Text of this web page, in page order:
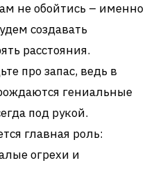
не обойтись – именно
создавать
расстояния.
про запас, ведь в
гениальные
под рукой.
главная роль:
огрехи и